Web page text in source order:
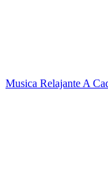
Musica Relajante A